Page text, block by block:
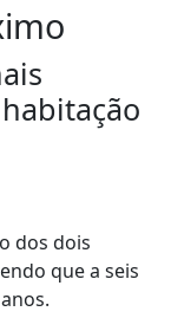
dos dois
que a seis